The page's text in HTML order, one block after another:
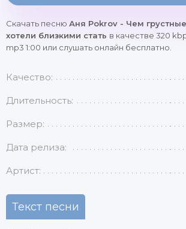
Скачать песню Аня Pokrov - Чем
хотели близкими стать в качестве 320
mp3 1:00 или слушать онлайн бесплатно.
Качество:
Длительность:
Размер:
Дата релиза:
Артист:
Текст песни